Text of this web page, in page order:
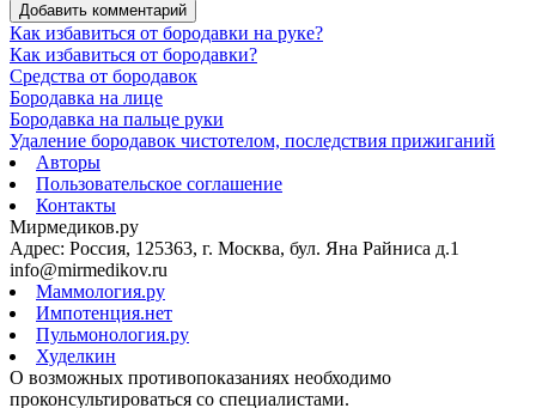
Добавить комментарий
Как избавиться от бородавки на руке?
Как избавиться от бородавки?
Средства от бородавок
Бородавка на лице
Бородавка на пальце руки
Удаление бородавок чистотелом, последствия прижиганий
Авторы
Пользовательское соглашение
Контакты
Мирмедиков.ру
Адрес: Россия, 125363, г. Москва, бул. Яна Райниса д.1
info@mirmedikov.ru
Маммология.ру
Импотенция.нет
Пульмонология.ру
Худелкин
О возможных противопоказаниях необходимо
проконсультироваться со специалистами.